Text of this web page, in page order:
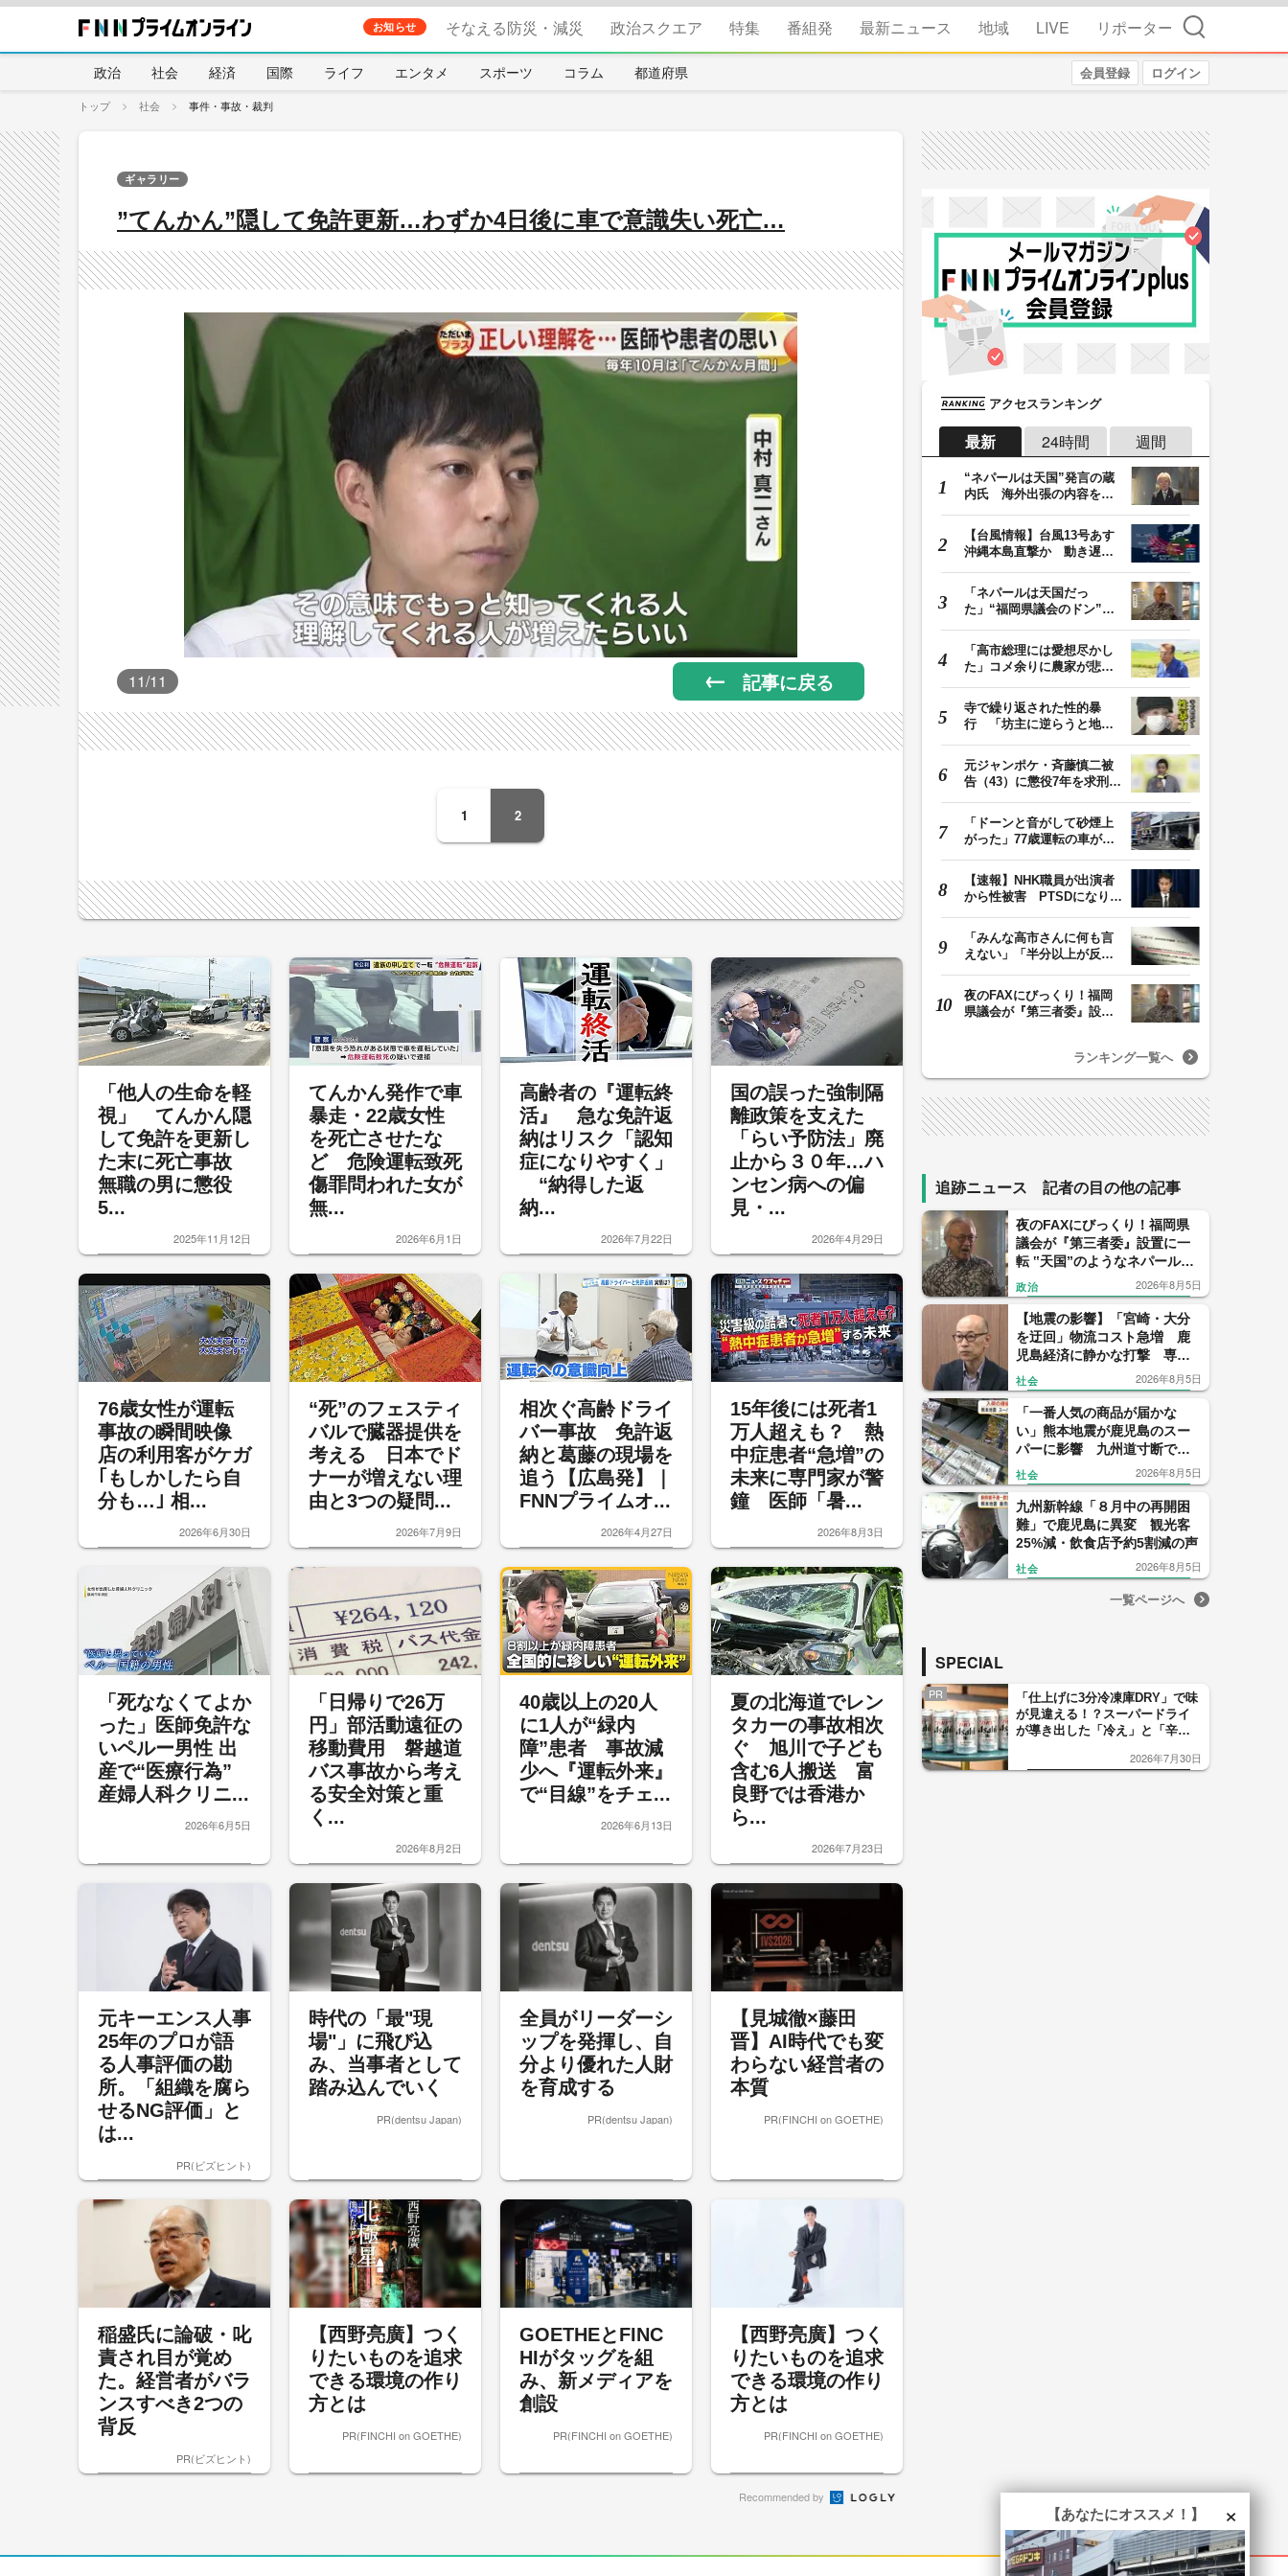
お知らせ そなえる防災・減災 政治スクエア 特集 番組発 最新ニュース 地域 LIVE リポーター 検索
政治 社会 経済 国際 ライフ エンタメ スポーツ コラム 都道府県 会員登録 ログイン
トップ 社会 事件・事故・裁判
”てんかん”隠して免許更新…わずか4日後に車で意識失い死亡…
ギャラリー
11/11 記事に戻る
1 2
「他人の生命を軽
視」 てんかん隠
して免許を更新し
た末に死亡事故
無職の男に懲役
5...
2025年11月12日
てんかん発作で車
暴走・22歳女性
を死亡させたな
ど 危険運転致死
傷罪問われた女が
無...
2026年6月1日
高齢者の『運転終
活』 急な免許返
納はリスク「認知
症になりやすく」
“納得した返
納...
2026年7月22日
国の誤った強制隔
離政策を支えた
「らい予防法」廃
止から３０年…ハ
ンセン病への偏
見・...
2026年4月29日
76歳女性が運転
事故の瞬間映像
店の利用客がケガ
｢もしかしたら自
分も…｣ 相...
2026年6月30日
“死”のフェスティ
バルで臓器提供を
考える 日本でド
ナーが増えない理
由と3つの疑問...
2026年7月9日
相次ぐ高齢ドライ
バー事故 免許返
納と葛藤の現場を
追う【広島発】｜
FNNプライムオ...
2026年4月27日
15年後には死者1
万人超えも？ 熱
中症患者“急増”の
未来に専門家が警
鐘 医師「暑...
2026年8月3日
「死ななくてよか
った」医師免許な
いペルー男性 出
産で“医療行為”
産婦人科クリニ...
2026年6月5日
「日帰りで26万
円」部活動遠征の
移動費用 磐越道
バス事故から考え
る安全対策と重
く...
2026年8月2日
40歳以上の20人
に1人が“緑内
障”患者 事故減
少へ『運転外来』
で“目線”をチェ...
2026年6月13日
夏の北海道でレン
タカーの事故相次
ぐ 旭川で子ども
含む6人搬送 富
良野では香港か
ら...
2026年7月23日
元キーエンス人事
25年のプロが語
る人事評価の勘
所。「組織を腐ら
せるNG評価」と
は...
PR(ビズヒント)
時代の「最"現
場"」に飛び込
み、当事者として
踏み込んでいく
PR(dentsu Japan)
全員がリーダーシ
ップを発揮し、自
分より優れた人財
を育成する
PR(dentsu Japan)
【見城徹×藤田
晋】AI時代でも変
わらない経営者の
本質
PR(FINCHI on GOETHE)
稲盛氏に論破・叱
責され目が覚め
た。経営者がバラ
ンスすべき2つの
背反
PR(ビズヒント)
【西野亮廣】つく
りたいものを追求
できる環境の作り
方とは
PR(FINCHI on GOETHE)
GOETHEとFINC
HIがタッグを組
み、新メディアを
創設
PR(FINCHI on GOETHE)
【西野亮廣】つく
りたいものを追求
できる環境の作り
方とは
PR(FINCHI on GOETHE)
Recommended by
アクセスランキング
最新 24時間 週間
“ネパールは天国”発言の蔵
内氏 海外出張の内容を説
【台風情報】台風13号あす
沖縄本島直撃か 動き遅く
「ネパールは天国だっ
た」“福岡県議会のドン”蔵
「高市総理には愛想尽かし
た」コメ余りに農家が悲
寺で繰り返された性的暴
行 「坊主に逆らうと地獄
元ジャンポケ・斉藤慎二被
告（43）に懲役7年を求刑
「ドーンと音がして砂煙上
がった」77歳運転の車が立
【速報】NHK職員が出演者
から性被害 PTSDになり休
「みんな高市さんに何も言
えない」「半分以上が反
夜のFAXにびっくり！福岡
県議会が『第三者委』設置
ランキング一覧へ
追跡ニュース 記者の目の他の記事
夜のFAXにびっくり！福岡県
議会が『第三者委』設置に一
転 ‟天国”のようなネパールで
悩んだ蔵内議長【福岡発】
政治 2026年8月5日
【地震の影響】「宮崎・大分
を迂回」物流コスト急増 鹿
児島経済に静かな打撃 専門
家「正常化に想定以上の時
間」
社会 2026年8月5日
「一番人気の商品が届かな
い」熊本地震が鹿児島のスー
パーに影響 九州道寸断で物
流に打撃
社会 2026年8月5日
九州新幹線「８月中の再開困
難」で鹿児島に異変 観光客
25%減・飲食店予約5割減の声
社会 2026年8月5日
一覧ページへ
SPECIAL
PR
「仕上げに3分冷凍庫DRY」で味
が見違える！？スーパードライ
が導き出した「冷え」と「辛
した「辛口カーブ」が飲み頃の
2026年7月30日
×
【あなたにオススメ！】